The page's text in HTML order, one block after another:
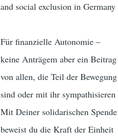
and social exclusion in Germany
Für finanzielle Autonomie –
keine Anträgem aber ein Beitrag
von allen, die Teil der Bewegung
sind oder mit ihr sympathisieren
Mit Deiner solidarischen Spende
beweist du die Kraft der Einheit